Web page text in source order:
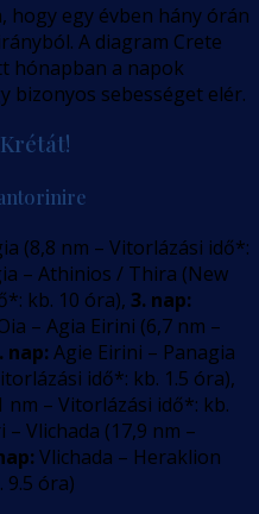
hogy egy évben hány órán
A diagram Crete
hónapban a napok
bizonyos sebességet elér.
(8,8 nm – Vitorlázási idő*:
– Athinios / Thira (New
kb. 10 óra), 3. nap:
– Agia Eirini (6,7 nm –
nap: Agie Eirini – Panagia
idő*: kb. 1.5 óra),
nm – Vitorlázási idő*: kb.
– Vlichada (17,9 nm –
Vlichada – Heraklion
9.5 óra)